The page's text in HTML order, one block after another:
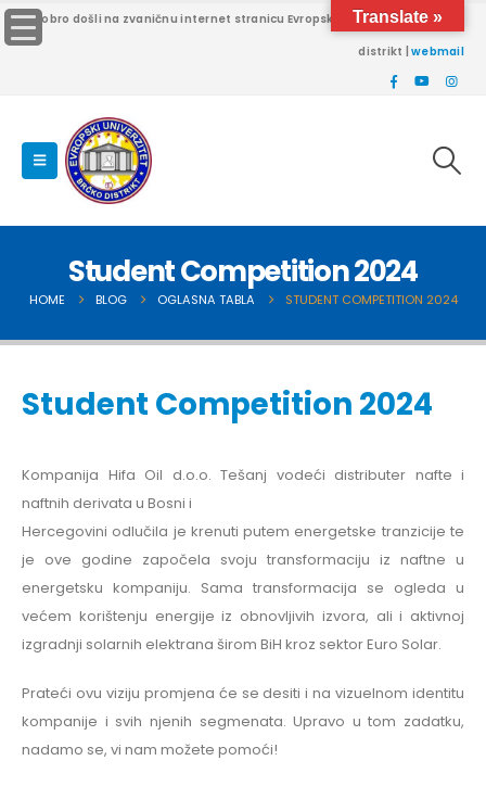
Dobro došli na zvaničnu internet stranicu Evropskog univerziteta Brčko
distrikt |webmail
Student Competition 2024
HOME BLOG OGLASNA TABLA STUDENT COMPETITION 2024
Student Competition 2024
Kompanija Hifa Oil d.o.o. Tešanj vodeći distributer nafte i
naftnih derivata u Bosni i
Hercegovini odlučila je krenuti putem energetske tranzicije te
je ove godine započela svoju transformaciju iz naftne u
energetsku kompaniju. Sama transformacija se ogleda u
većem korištenju energije iz obnovljivih izvora, ali i aktivnoj
izgradnji solarnih elektrana širom BiH kroz sektor Euro Solar.
Prateći ovu viziju promjena će se desiti i na vizuelnom identitu
kompanije i svih njenih segmenata. Upravo u tom zadatku,
nadamo se, vi nam možete pomoći!
Translate »